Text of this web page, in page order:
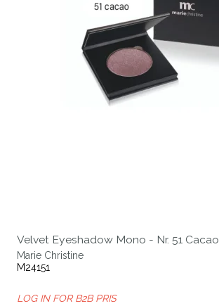
Velvet Eyeshadow Mono - Nr. 51 Cacao
Marie Christine
M24151
LOG IN FOR B2B PRIS